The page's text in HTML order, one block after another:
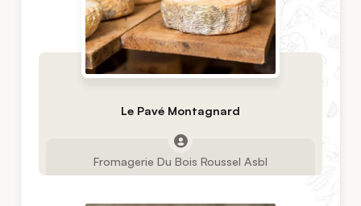
Le Pavé Montagnard
Fromagerie Du Bois Roussel Asbl